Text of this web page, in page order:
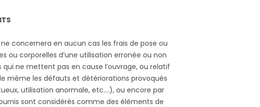
concernera en aucun cas les frais de pose ou
ou corporelles d’une utilisation erronée ou non
ne mettent pas en cause l’ouvrage, ou relatif
même les défauts et détériorations provoqués
utilisation anormale, etc….), ou encore par
sont considérés comme des éléments de